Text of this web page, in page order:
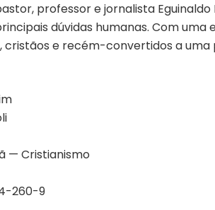
professor e jornalista
dúvidas humanas. Com
cristãos e recém-convertidos a
— Cristianismo
260-9